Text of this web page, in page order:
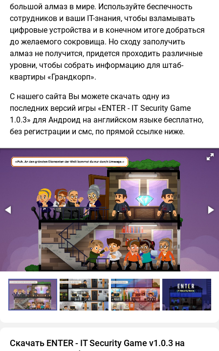
большой алмаз в мире. Используйте беспечность
сотрудников и ваши IT-знания, чтобы взламывать
цифровые устройства и в конечном итоге добраться
до желаемого сокровища. Но сходу заполучить
алмаз не получится, придется проходить различные
уровни, чтобы собрать информацию для штаб-
квартиры «Грандкорп».
С нашего сайта Вы можете скачать одну из
последних версий игры «ENTER - IT Security Game
1.0.3» для Андроид на английском языке бесплатно,
без регистрации и смс, по прямой ссылке ниже.
Скачать ENTER - IT Security Game v1.0.3 на